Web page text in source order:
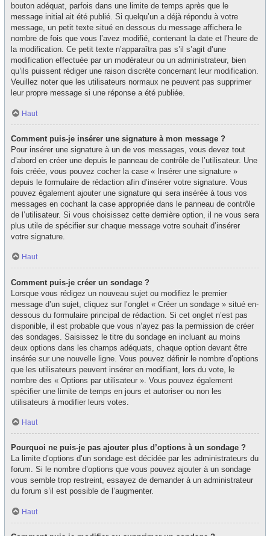
bouton adéquat, parfois dans une limite de temps après que le
message initial ait été publié. Si quelqu’un a déjà répondu à votre
message, un petit texte situé en dessous du message affichera le
nombre de fois que vous l’avez modifié, contenant la date et l’heure de
la modification. Ce petit texte n’apparaîtra pas s’il s’agit d’une
modification effectuée par un modérateur ou un administrateur, bien
qu’ils puissent rédiger une raison discrète concernant leur modification.
Veuillez noter que les utilisateurs normaux ne peuvent pas supprimer
leur propre message si une réponse a été publiée.
Haut
Comment puis-je insérer une signature à mon message ?
Pour insérer une signature à un de vos messages, vous devez tout
d’abord en créer une depuis le panneau de contrôle de l’utilisateur. Une
fois créée, vous pouvez cocher la case « Insérer une signature »
depuis le formulaire de rédaction afin d’insérer votre signature. Vous
pouvez également ajouter une signature qui sera insérée à tous vos
messages en cochant la case appropriée dans le panneau de contrôle
de l’utilisateur. Si vous choisissez cette dernière option, il ne vous sera
plus utile de spécifier sur chaque message votre souhait d’insérer
votre signature.
Haut
Comment puis-je créer un sondage ?
Lorsque vous rédigez un nouveau sujet ou modifiez le premier
message d’un sujet, cliquez sur l’onglet « Créer un sondage » situé en-
dessous du formulaire principal de rédaction. Si cet onglet n’est pas
disponible, il est probable que vous n’ayez pas la permission de créer
des sondages. Saisissez le titre du sondage en incluant au moins
deux options dans les champs adéquats, chaque option devant être
insérée sur une nouvelle ligne. Vous pouvez définir le nombre d’options
que les utilisateurs peuvent insérer en modifiant, lors du vote, le
nombre des « Options par utilisateur ». Vous pouvez également
spécifier une limite de temps en jours et autoriser ou non les
utilisateurs à modifier leurs votes.
Haut
Pourquoi ne puis-je pas ajouter plus d’options à un sondage ?
La limite d’options d’un sondage est décidée par les administrateurs du
forum. Si le nombre d’options que vous pouvez ajouter à un sondage
vous semble trop restreint, essayez de demander à un administrateur
du forum s’il est possible de l’augmenter.
Haut